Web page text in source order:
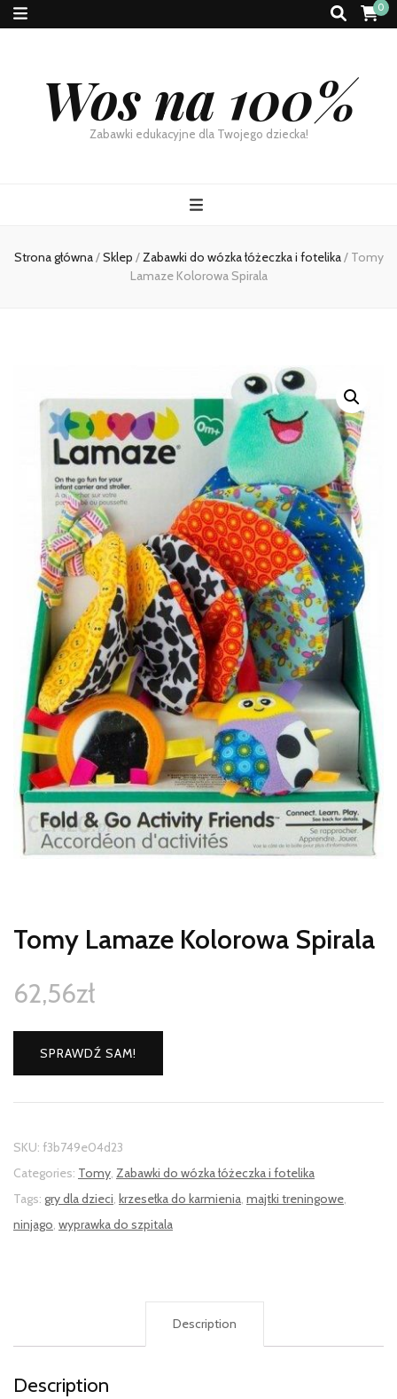
0
Wos na 100%
Zabawki edukacyjne dla Twojego dziecka!
Strona główna/Sklep /Zabawki do wózka łóżeczka i fotelika/ Tomy
Lamaze Kolorowa Spirala
Tomy Lamaze Kolorowa Spirala
62,56zł
SPRAWDŹ SAM!
SKU: f3b749e04d23
Categories: Tomy, Zabawki do wózka łóżeczka i fotelika
Tags: gry dla dzieci, krzesełka do karmienia, majtki treningowe,
ninjago, wyprawka do szpitala
Description
Description